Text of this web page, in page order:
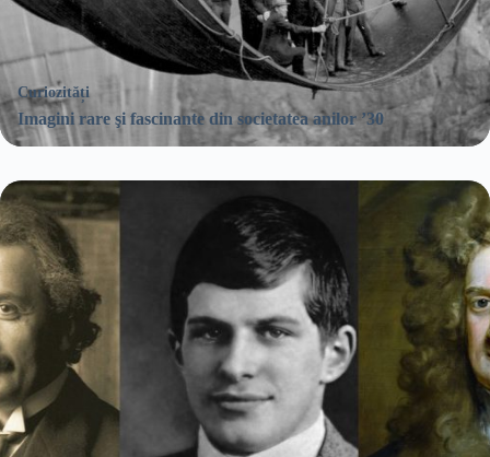
Curiozități
Imagini rare şi fascinante din societatea anilor ’30